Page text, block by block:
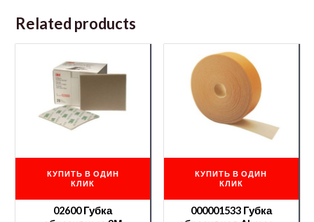
Related products
КУПИТЬ В ОДИН
КЛИК
02600 Губка
КУПИТЬ В ОДИН
КЛИК
000001533 Губка